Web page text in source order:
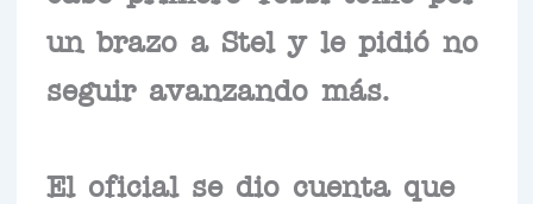
un brazo a Stel y le pidió no
seguir avanzando más.
El oficial se dio cuenta que